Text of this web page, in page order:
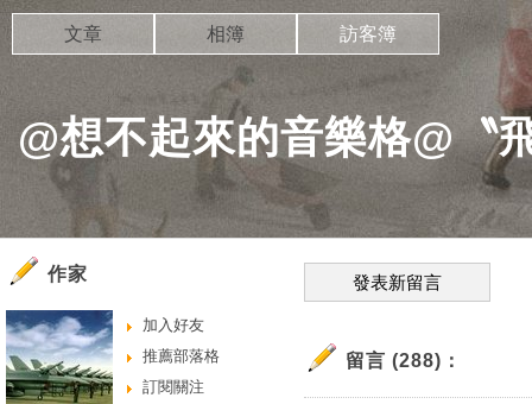
@想不起來的音樂格@〝
文章 相簿 訪客簿
發表新留言
留言 (288)：
作家
加入好友
推薦部落格
訂閱關注